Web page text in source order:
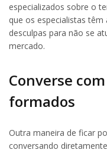
especializados sobre o
que os especialistas
desculpas para não se
mercado.
Converse
formados
Outra maneira de ficar
conversando